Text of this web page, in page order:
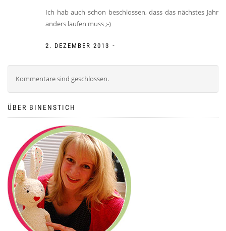
Ich hab auch schon beschlossen, dass das nächstes Jahr
anders laufen muss ;-)
2. DEZEMBER 2013 -
Kommentare sind geschlossen.
ÜBER BINENSTICH